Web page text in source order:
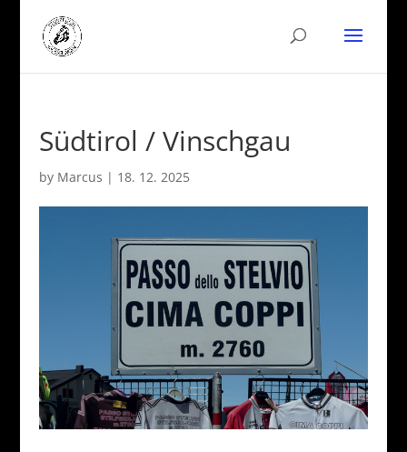
Südtirol / Vinschgau
by Marcus | 18. 12. 2025